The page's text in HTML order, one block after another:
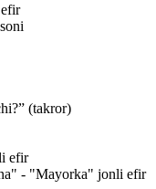
(takror)
efir
- "Mayorka" jonli efir